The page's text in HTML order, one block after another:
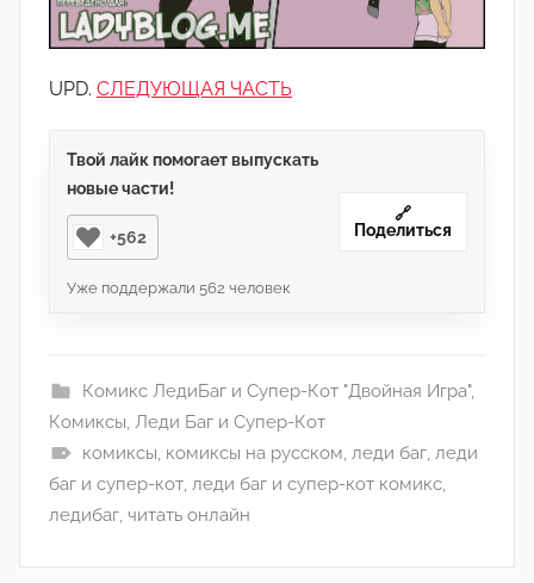
UPD. СЛЕДУЮЩАЯ ЧАСТЬ
Твой лайк помогает выпускать
новые части!
+562
Уже поддержали 562 человек
🔗
Поделиться
Комикс ЛедиБаг и Супер-Кот "Двойная Игра",
Комиксы, Леди Баг и Супер-Кот
комиксы, комиксы на русском, леди баг, леди
баг и супер-кот, леди баг и супер-кот комикс,
ледибаг, читать онлайн